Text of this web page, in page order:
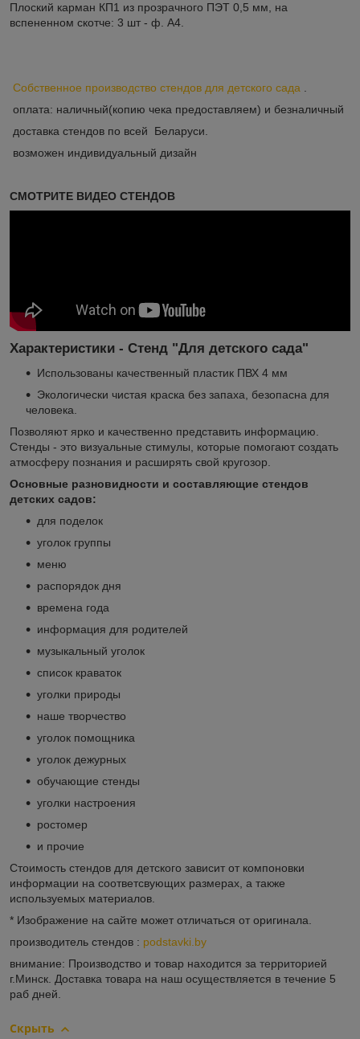
Плоский карман КП1 из прозрачного ПЭТ 0,5 мм, на
вспененном скотче: 3 шт - ф. А4.
Собственное производство стендов для детского сада .
оплата: наличный(копию чека предоставляем) и безналичный
доставка стендов по всей Беларуси.
возможен индивидуальный дизайн
СМОТРИТЕ ВИДЕО СТЕНДОВ
Характеристики - Стенд "Для детского сада"
Использованы качественный пластик ПВХ 4 мм
Экологически чистая краска без запаха, безопасна для
человека.
Позволяют ярко и качественно представить информацию.
Стенды - это визуальные стимулы, которые помогают создать
атмосферу познания и расширять свой кругозор.
Основные разновидности и составляющие стендов
детских садов:
для поделок
уголок группы
меню
распорядок дня
времена года
информация для родителей
музыкальный уголок
список краваток
уголки природы
наше творчество
уголок помощника
уголок дежурных
обучающие стенды
уголки настроения
ростомер
и прочие
Стоимость стендов для детского зависит от компоновки
информации на соответсвующих размерах, а также
используемых материалов.
* Изображение на сайте может отличаться от оригинала.
производитель стендов : podstavki.by
внимание: Производство и товар находится за территорией
г.Минск. Доставка товара на наш осуществляется в течение 5
раб дней.
Скрыть